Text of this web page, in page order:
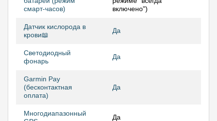
смарт-часов)
включено")
Датчик кислорода в
крови📖
Да
Светодиодный
фонарь
Да
Garmin Pay
(бесконтактная
оплата)
Да
Многодиапазонный
Да